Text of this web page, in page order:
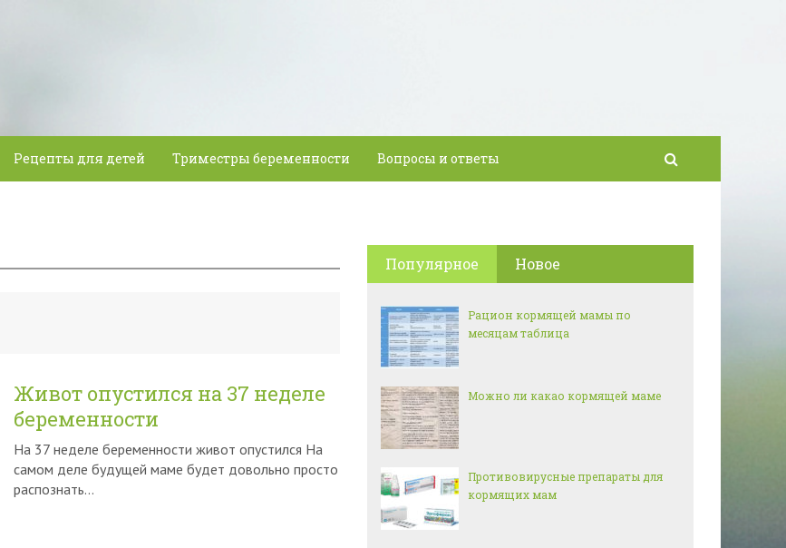
Рецепты для детей Триместры беременности Вопросы и ответы
Живот опустился на 37 неделе
беременности
На 37 неделе беременности живот опустился На
самом деле будущей маме будет довольно просто
распознать…
Популярное Новое
Рацион кормящей мамы по
месяцам таблица
Можно ли какао кормящей маме
Противовирусные препараты для
кормящих мам